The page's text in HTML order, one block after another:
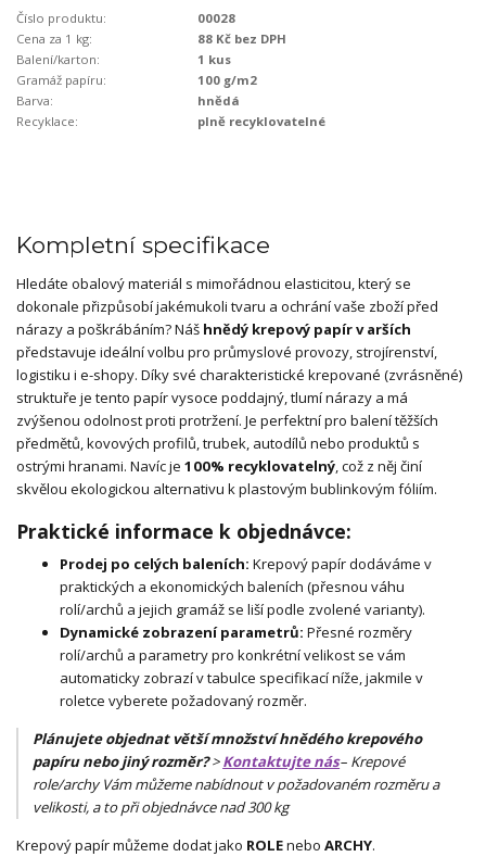
Číslo produktu:
00028
Cena za 1 kg:
88 Kč bez DPH
Balení/karton:
1 kus
Gramáž papíru:
100 g/m2
Barva:
hnědá
Recyklace:
plně recyklovatelné
Kompletní specifikace
Hledáte obalový materiál s mimořádnou elasticitou, který se
dokonale přizpůsobí jakémukoli tvaru a ochrání vaše zboží před
nárazy a poškrábáním? Náš hnědý krepový papír v arších
představuje ideální volbu pro průmyslové provozy, strojírenství,
logistiku i e-shopy. Díky své charakteristické krepované (zvrásněné)
struktuře je tento papír vysoce poddajný, tlumí nárazy a má
zvýšenou odolnost proti protržení. Je perfektní pro balení těžších
předmětů, kovových profilů, trubek, autodílů nebo produktů s
ostrými hranami. Navíc je 100% recyklovatelný, což z něj činí
skvělou ekologickou alternativu k plastovým bublinkovým fóliím.
Praktické informace k objednávce:
Prodej po celých baleních: Krepový papír dodáváme v
praktických a ekonomických baleních (přesnou váhu
rolí/archů a jejich gramáž se liší podle zvolené varianty).
Dynamické zobrazení parametrů: Přesné rozměry
rolí/archů a parametry pro konkrétní velikost se vám
automaticky zobrazí v tabulce specifikací níže, jakmile v
roletce vyberete požadovaný rozměr.
Plánujete objednat větší množství hnědého krepového
papíru nebo jiný rozměr?>Kontaktujte nás– Krepové
role/archy Vám můžeme nabídnout v požadovaném rozměru a
velikosti, a to při objednávce nad 300 kg
Krepový papír můžeme dodat jako ROLEnebo ARCHY.